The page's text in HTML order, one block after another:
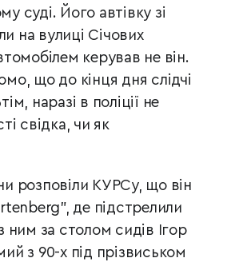
суді. Його автівку зі
на вулиці Січових
керував не він.
що до кінця дня слідчі
наразі в поліції не
свідка, чи як
розповіли КУРСу, що він
де підстрелили
ним за столом сидів Ігор
з 90-х під прізвиськом